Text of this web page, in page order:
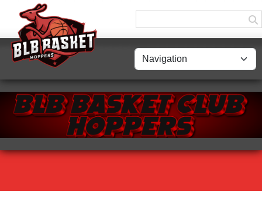
Panneau de gestion des cookies